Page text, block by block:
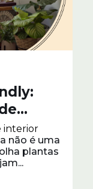
interior
não é uma
plantas